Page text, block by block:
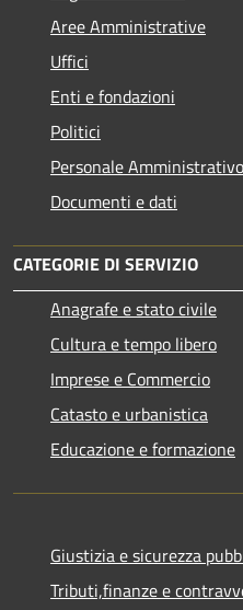
Aree Amministrative
Uffici
Enti e fondazioni
Politici
Personale Amministrativo
Documenti e dati
CATEGORIE DI SERVIZIO
Anagrafe e stato civile
Cultura e tempo libero
Imprese e Commercio
Catasto e urbanistica
Educazione e formazione
Giustizia e sicurezza
Tributi,finanze e